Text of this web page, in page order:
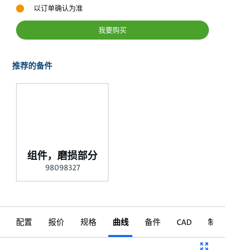
以订单确认为准
我要购买
推荐的备件
组件，磨损部分
98098327
配置 报价 规格 曲线 备件 CAD 制图